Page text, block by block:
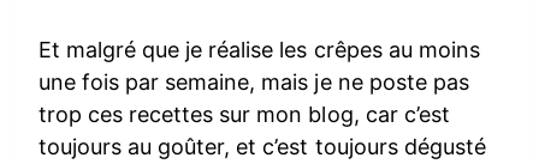
Et malgré que je réalise les crêpes au moins
une fois par semaine, mais je ne poste pas
trop ces recettes sur mon blog, car c’est
toujours au goûter, et c’est toujours dégusté